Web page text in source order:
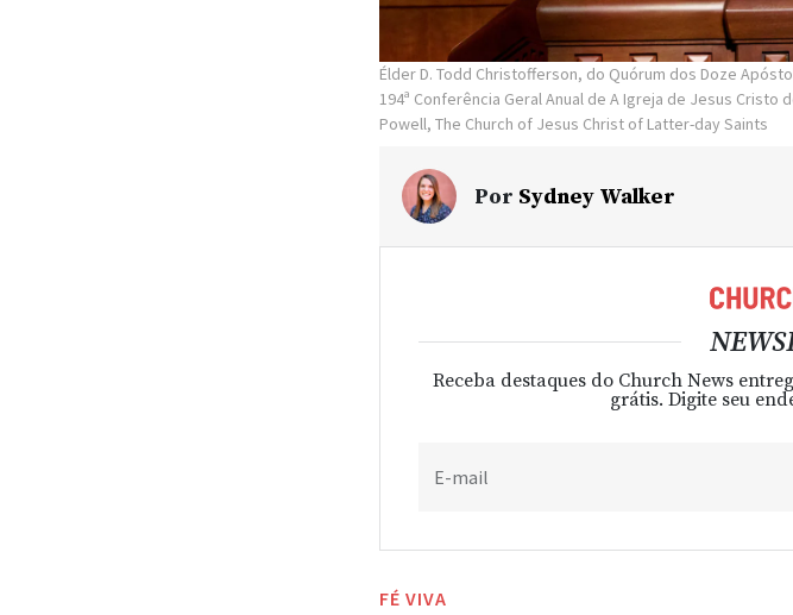
Élder D. Todd Christofferson, do Quórum dos Doze
194ª Conferência Geral Anual de A Igreja de Jesus Cristo
Powell, The Church of Jesus Christ of Latter-day Saints
Por Sydney Walker
Receba destaques do Church News
grátis. Digite seu
E-mail
FÉ VIVA